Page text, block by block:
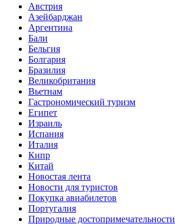
Австрия
Азейбарджан
Аргентина
Бали
Бельгия
Болгария
Бразилия
Великобритания
Вьетнам
Гастрономический туризм
Египет
Израиль
Испания
Италия
Кипр
Китай
Новостая лента
Новости для туристов
Покупка авиабилетов
Португалия
Природные достопримечательности